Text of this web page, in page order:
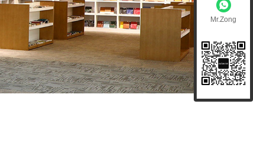
Mr.Zong